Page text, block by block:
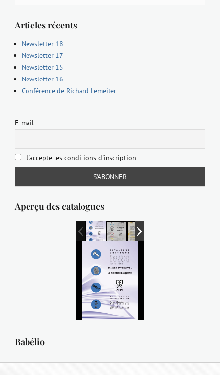
for:
Articles récents
Newsletter 18
Newsletter 17
Newsletter 15
Newsletter 16
Conférence de Richard Lemeiter
E-mail
J'accepte les conditions d'inscription
Aperçu des catalogues
Babélio